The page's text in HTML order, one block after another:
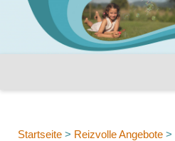
Startseite > Reizvolle Angebote >